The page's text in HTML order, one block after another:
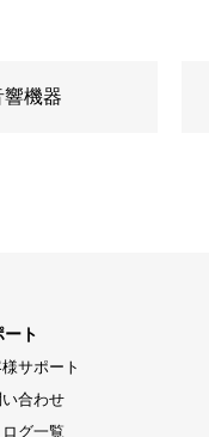
響機器
ート
サポート
合わせ
グ一覧